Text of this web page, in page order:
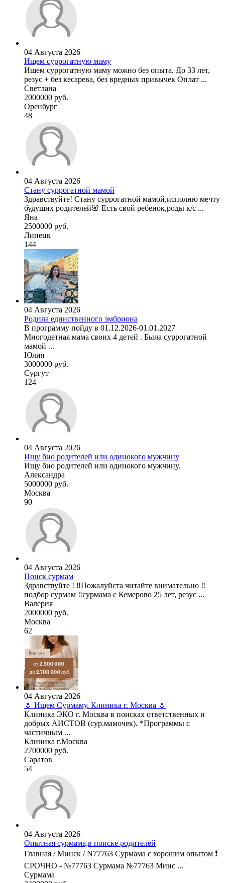
04 Августа 2026
Ищем суррогатную маму
Ищем суррогатную маму можно без опыта. До 33 лет,
резус + без кесарева, без вредных привычек Оплат ...
Светлана
2000000 руб.
Оренбург
48
04 Августа 2026
Стану суррогатной мамой
Здравствуйте! Стану суррогатной мамой,исполню мечту
будущих родителей🌸 Есть свой ребенок,роды к/с ...
Яна
2500000 руб.
Липецк
144
04 Августа 2026
Родила единственного эмбриона
В программу пойду в 01.12.2026-01.01.2027
Многодетная мама своих 4 детей . Была суррогатной
мамой ...
Юлия
3000000 руб.
Сургут
124
04 Августа 2026
Ищу био родителей или одинокого мужчину
Ищу био родителей или одинокого мужчину.
Александра
5000000 руб.
Москва
90
04 Августа 2026
Поиск сурмам
Здравствуйте ! ‼️Пожалуйста читайте внимательно ‼️
подбор сурмам ‼️сурмама с Кемерово 25 лет, резус ...
Валерия
2000000 руб.
Москва
62
04 Августа 2026
🌷 Ищем Сурмаму. Клиника г. Москва 🌷
Клиника ЭКО г. Москва в поисках ответственных и
добрых АИСТОВ (сур.мамочек). *Программы с
частичным ...
Клиника г.Москва
2700000 руб.
Саратов
54
04 Августа 2026
Опытная сурмама,в поиске родителей
Главная / Минск / N77763 Сурмама с хорошим опытом ❗
СРОЧНО - №77763 Сурмама №77763 Минс ...
Сурмама